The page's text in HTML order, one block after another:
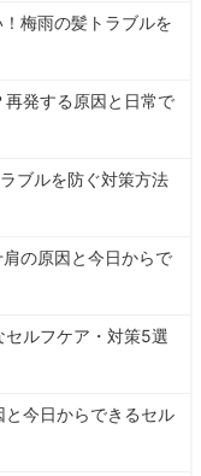
梅雨の髪トラブルを
発する原因と日常で
ブルを防ぐ対策方法
の原因と今日からで
ルフケア・対策5選
今日からできるセル